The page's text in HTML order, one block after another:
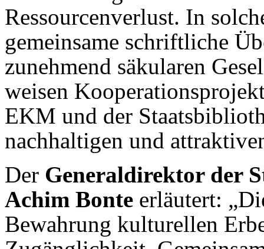
Ressourcenverlust. In
gemeinsame schriftliche
zunehmend säkularen
weisen
EKM und der
nachhaltigen und
Der Generaldirektor der
Achim Bonte erläutert:
Bewahrung kulturellen